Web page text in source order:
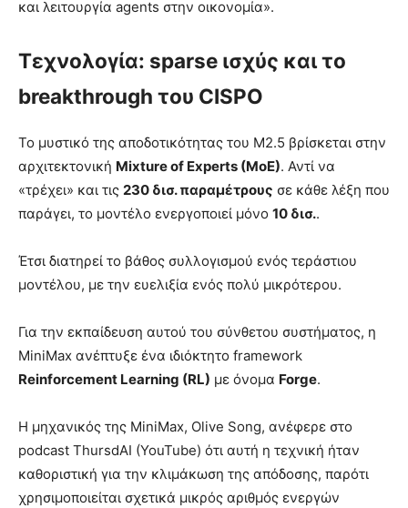
και λειτουργία agents στην οικονομία».
Τεχνολογία: sparse ισχύς και το
breakthrough του CISPO
Το μυστικό της αποδοτικότητας του M2.5 βρίσκεται στην
αρχιτεκτονική Mixture of Experts (MoE). Αντί να
«τρέχει» και τις 230 δισ. παραμέτρους σε κάθε λέξη που
παράγει, το μοντέλο ενεργοποιεί μόνο 10 δισ..
Έτσι διατηρεί το βάθος συλλογισμού ενός τεράστιου
μοντέλου, με την ευελιξία ενός πολύ μικρότερου.
Για την εκπαίδευση αυτού του σύνθετου συστήματος, η
MiniMax ανέπτυξε ένα ιδιόκτητο framework
Reinforcement Learning (RL) με όνομα Forge.
Η μηχανικός της MiniMax, Olive Song, ανέφερε στο
podcast ThursdAI (YouTube) ότι αυτή η τεχνική ήταν
καθοριστική για την κλιμάκωση της απόδοσης, παρότι
χρησιμοποιείται σχετικά μικρός αριθμός ενεργών